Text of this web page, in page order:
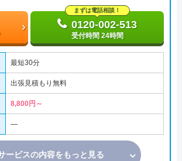
まずは電話相談！
0120-002-513
受付時間 24時間
最短30分
出張見積もり無料
8,800円～
―
ービスの内容をもっと見る